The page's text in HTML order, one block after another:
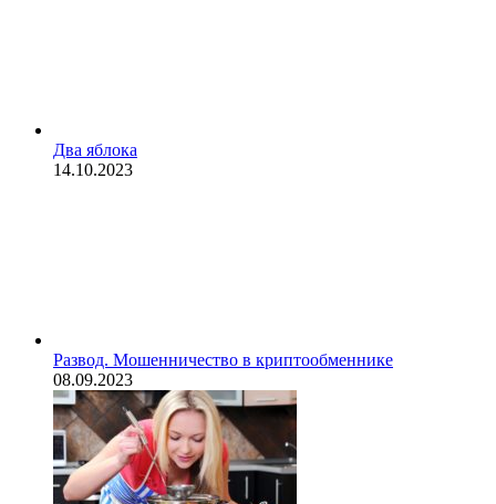
Два яблока
14.10.2023
Развод. Мошенничество в криптообменнике
08.09.2023